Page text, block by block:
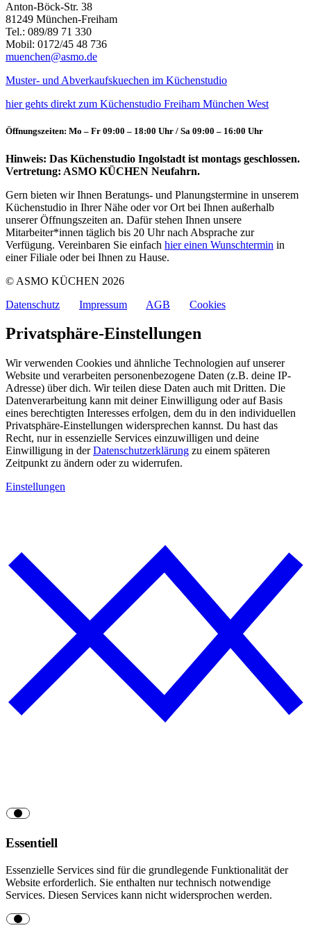
Anton-Böck-Str. 38
81249 München-Freiham
Tel.: 089/89 71 330
Mobil: 0172/45 48 736
muenchen@asmo.de
Muster- und Abverkaufskuechen im Küchenstudio
hier gehts direkt zum Küchenstudio Freiham München West
Öffnungszeiten: Mo – Fr 09:00 – 18:00 Uhr / Sa 09:00 – 16:00 Uhr
Hinweis: Das Küchenstudio Ingolstadt ist montags geschlossen.
Vertretung: ASMO KÜCHEN Neufahrn.
Gern bieten wir Ihnen Beratungs- und Planungstermine in unserem
Küchenstudio in Ihrer Nähe oder vor Ort bei Ihnen außerhalb
unserer Öffnungszeiten an. Dafür stehen Ihnen unsere
Mitarbeiter*innen täglich bis 20 Uhr nach Absprache zur
Verfügung. Vereinbaren Sie einfach hier einen Wunschtermin in
einer Filiale oder bei Ihnen zu Hause.
© ASMO KÜCHEN 2026
Datenschutz
Impressum AGB Cookies
Privatsphäre-Einstellungen
Wir verwenden Cookies und ähnliche Technologien auf unserer
Website und verarbeiten personenbezogene Daten (z.B. deine IP-
Adresse) über dich. Wir teilen diese Daten auch mit Dritten. Die
Datenverarbeitung kann mit deiner Einwilligung oder auf Basis
eines berechtigten Interesses erfolgen, dem du in den individuellen
Privatsphäre-Einstellungen widersprechen kannst. Du hast das
Recht, nur in essenzielle Services einzuwilligen und deine
Einwilligung in derDatenschutzerklärung zu einem späteren
Zeitpunkt zu ändern oder zu widerrufen.
Einstellungen
Essentiell
Essenzielle Services sind für die grundlegende Funktionalität der
Website erforderlich. Sie enthalten nur technisch notwendige
Services. Diesen Services kann nicht widersprochen werden.